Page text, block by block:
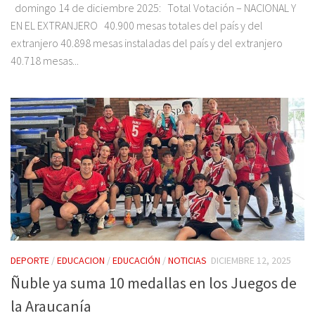
domingo 14 de diciembre 2025: Total Votación – NACIONAL Y
EN EL EXTRANJERO 40.900 mesas totales del país y del
extranjero 40.898 mesas instaladas del país y del extranjero
40.718 mesas...
DEPORTE /EDUCACION /EDUCACIÓN /NOTICIAS DICIEMBRE 12, 2025
Ñuble ya suma 10 medallas en los Juegos de
la Araucanía